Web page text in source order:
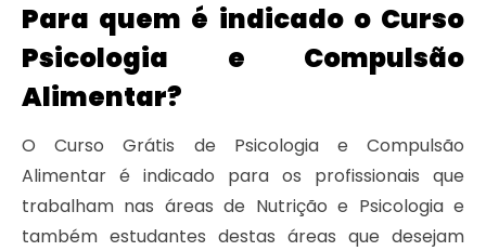
Para quem é indicado o Curso
Psicologia e Compulsão
Alimentar?
O Curso Grátis de Psicologia e Compulsão
Alimentar é indicado para os profissionais que
trabalham nas áreas de Nutrição e Psicologia e
também estudantes destas áreas que desejam